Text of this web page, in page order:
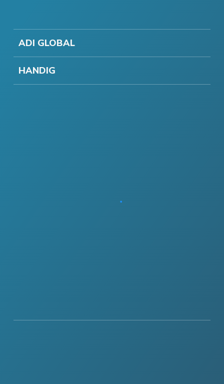
ADI GLOBAL
HANDIG